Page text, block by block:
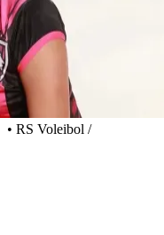
• RS Voleibol /